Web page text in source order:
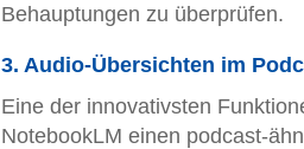
Behauptungen zu überprüfen.
3. Audio-Übersichten im
Eine der innovativsten
NotebookLM einen podcast-